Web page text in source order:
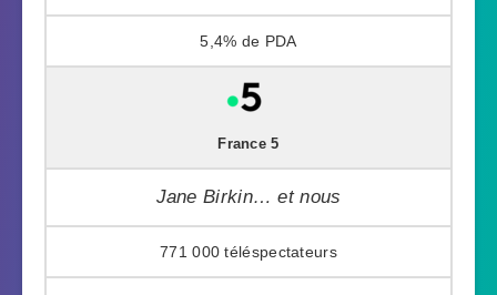
5,4%
France 5
Jane Birkin… et nous
771 000